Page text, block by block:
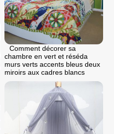
Comment décorer sa
chambre en vert et réséda
murs verts accents bleus deux
miroirs aux cadres blancs